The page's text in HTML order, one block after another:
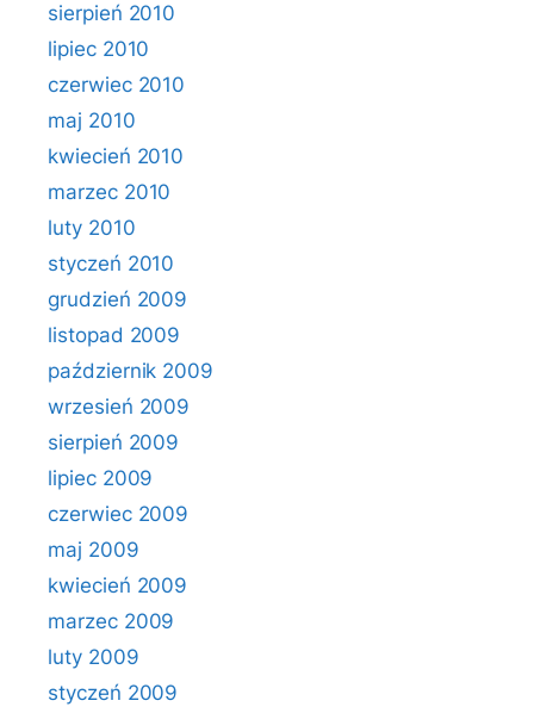
sierpień 2010
lipiec 2010
czerwiec 2010
maj 2010
kwiecień 2010
marzec 2010
luty 2010
styczeń 2010
grudzień 2009
listopad 2009
październik 2009
wrzesień 2009
sierpień 2009
lipiec 2009
czerwiec 2009
maj 2009
kwiecień 2009
marzec 2009
luty 2009
styczeń 2009